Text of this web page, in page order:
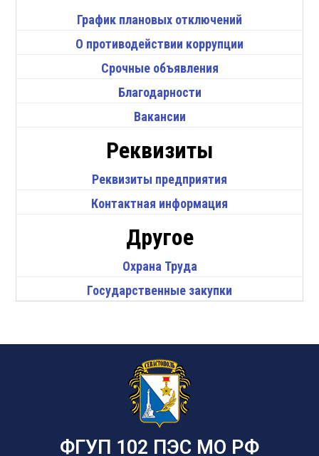
График плановых отключений
О противодействии коррупции
Срочные объявления
Благодарности
Вакансии
Реквизиты
Реквизиты предприятия
Контактная информация
Другое
Охрана Труда
Государственные закупки
ФГУП 102 ПЭС МО РФ